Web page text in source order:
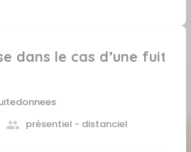
dans le cas d’une fuite
présentiel - distanciel